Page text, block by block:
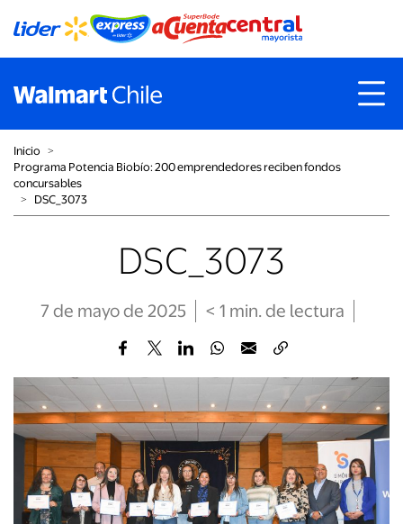
Inicio ˃
Programa Potencia Biobío: 200 emprendedores reciben fondos
concursables
˃
DSC_3073
DSC_3073
7 de mayo de 2025 < 1 min. de lectura